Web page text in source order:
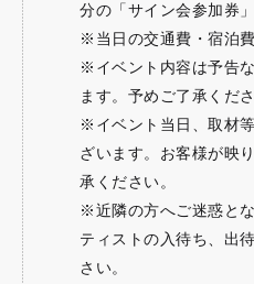
分の「サイン会参加券
※当日の交通費・宿泊
※イベント内容は予告
ます。予めご了承くださ
※イベント当日、取材
ざいます。お客様が映
承ください。
※近隣の方へご迷惑と
ティストの入待ち、出
さい。